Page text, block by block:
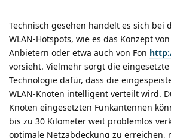
Technisch gesehen handelt es sich bei
WLAN-Hotspots, wie es das Konzept
Anbietern oder etwa auch von Fon
vorsieht. Vielmehr sorgt die
Technologie dafür, dass die
WLAN-Knoten intelligent verteilt wird.
Knoten eingesetzten Funkantennen
bis zu 30 Kilometer weit problemlos
optimale Netzabdeckung zu erreichen,